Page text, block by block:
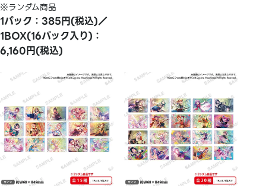
※ランダム商品
1パック：385円(税込)／
1BOX(16パック入り)：
6,160円(税込)